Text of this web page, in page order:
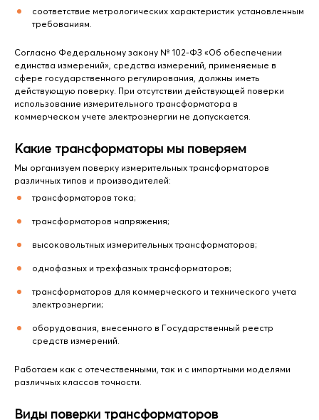
соответствие метрологических характеристик установленным
требованиям.
Согласно Федеральному закону № 102-ФЗ «Об обеспечении
единства измерений», средства измерений, применяемые в
сфере государственного регулирования, должны иметь
действующую поверку. При отсутствии действующей поверки
использование измерительного трансформатора в
коммерческом учете электроэнергии не допускается.
Какие трансформаторы мы поверяем
Мы организуем поверку измерительных трансформаторов
различных типов и производителей:
трансформаторов тока;
трансформаторов напряжения;
высоковольтных измерительных трансформаторов;
однофазных и трехфазных трансформаторов;
трансформаторов для коммерческого и технического учета
электроэнергии;
оборудования, внесенного в Государственный реестр
средств измерений.
Работаем как с отечественными, так и с импортными моделями
различных классов точности.
Виды поверки трансформаторов